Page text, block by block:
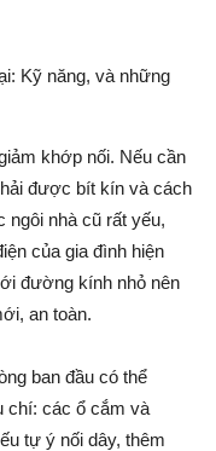
Kỹ năng, và những
khớp nối. Nếu cần
được bít kín và cách
ngôi nhà cũ rất yếu,
của gia đình hiện
đường kính nhỏ nên
an toàn.
ban đầu có thể
chí: các ổ cắm và
tự ý nối dây, thêm